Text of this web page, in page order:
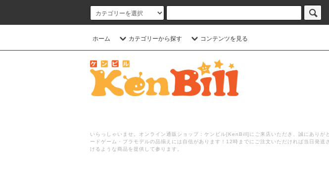
ホーム カテゴリーから探す コンテンツを見る
いらっしゃいませ。オンライン通販ショップ：ケンビル[KenBill]にご来店いただき、誠にあり
ードゲーム・プラモデルの品揃えには自信があります！12時までにご注文いただければ当日発
けるような商品を提供して参ります。